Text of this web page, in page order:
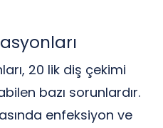
20 lik diş çekimi
bazı sorunlardır.
enfeksiyon ve